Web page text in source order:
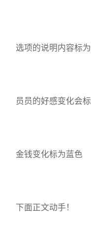
选项的说明内容标
员员的好感变化会
金钱变化标为蓝色
下面正文动手！